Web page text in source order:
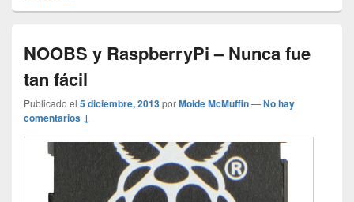
NOOBS y RaspberryPi – Nunca fue
tan fácil
Publicado el 5 diciembre, 2013porMoide McMuffin—No hay
comentarios ↓